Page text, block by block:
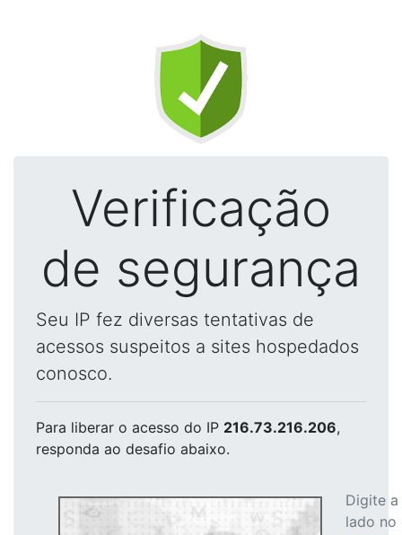
Verificação
de segurança
Seu IP fez diversas tentativas de
acessos suspeitos a sites hospedados
conosco.
Para liberar o acesso do IP 216.73.216.206,
responda ao desafio abaixo.
Digite
lado no